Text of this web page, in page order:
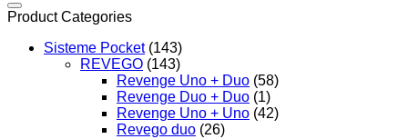
Product Categories
Sisteme Pocket (143)
REVEGO (143)
Revenge Uno + Duo (58)
Revenge Duo + Duo (1)
Revenge Uno + Uno (42)
Revego duo (26)